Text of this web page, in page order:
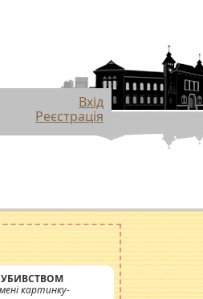
Вхід
Реєстрація
картинку-